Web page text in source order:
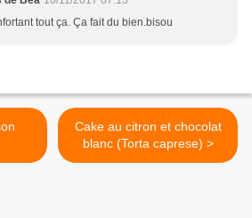
tout ça. Ça fait du bien.bisou
Cake au citron et chocolat
blanc (Torta caprese) >